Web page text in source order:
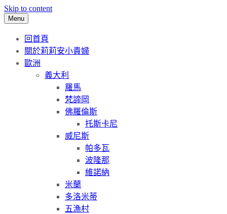
Skip to content
Menu
回首頁
關於莉莉安小貴婦
歐洲
義大利
羅馬
梵諦岡
佛羅倫斯
托斯卡尼
威尼斯
帕多瓦
波隆那
維諾納
米蘭
多洛米蒂
五漁村